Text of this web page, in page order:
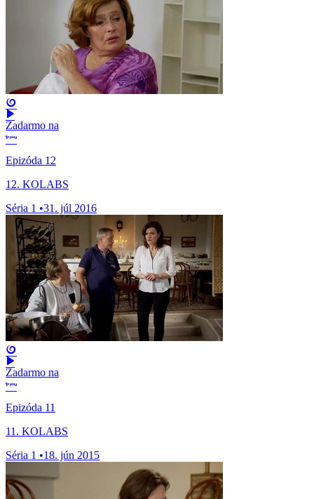
Zadarmo na
Epizóda 12
12. KOLABS
Séria 1 •31. júl 2016
Zadarmo na
Epizóda 11
11. KOLABS
Séria 1 •18. jún 2015